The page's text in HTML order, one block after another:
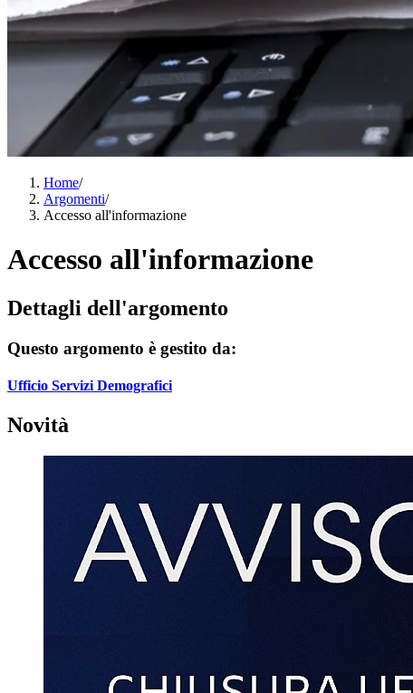
Home/
Argomenti/
Accesso all'informazione
Accesso all'informazione
Dettagli dell'argomento
Questo argomento è gestito da:
Ufficio Servizi Demografici
Novità